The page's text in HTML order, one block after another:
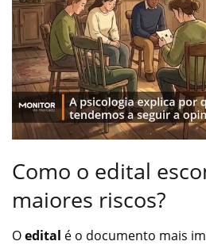
Como o edital
maiores riscos?
Oedital é o documento mais